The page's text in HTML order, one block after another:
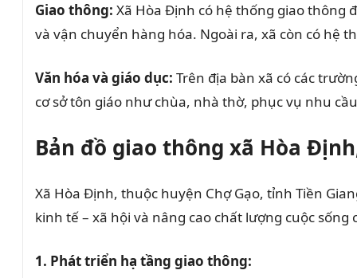
Giao thông: Xã Hòa Định có hệ thống giao thông
và vận chuyển hàng hóa. Ngoài ra, xã còn có hệ
Văn hóa và giáo dục: Trên địa bàn xã có các
cơ sở tôn giáo như chùa, nhà thờ, phục vụ nhu
Bản đồ giao thông xã Hòa
Xã Hòa Định, thuộc huyện Chợ Gạo, tỉnh Tiền
kinh tế – xã hội và nâng cao chất lượng cuộc
1. Phát triển hạ tầng giao thông: